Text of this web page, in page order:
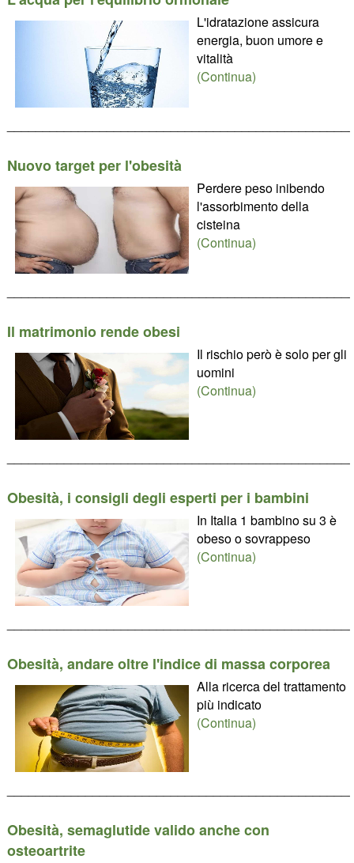
L'idratazione assicura
energia, buon umore e
vitalità
(Continua)
Nuovo target per l'obesità
Perdere peso inibendo
l'assorbimento della
cisteina
(Continua)
Il matrimonio rende obesi
Il rischio però è solo per gli
uomini
(Continua)
Obesità, i consigli degli esperti per i bambini
In Italia 1 bambino su 3 è
obeso o sovrappeso
(Continua)
Obesità, andare oltre l'indice di massa corporea
Alla ricerca del trattamento
più indicato
(Continua)
Obesità, semaglutide valido anche con
osteoartrite